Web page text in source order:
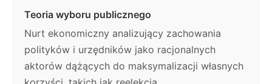
Teoria wyboru publicznego
Nurt ekonomiczny analizujący zachowania
polityków i urzędników jako racjonalnych
aktorów dążących do maksymalizacji własnych